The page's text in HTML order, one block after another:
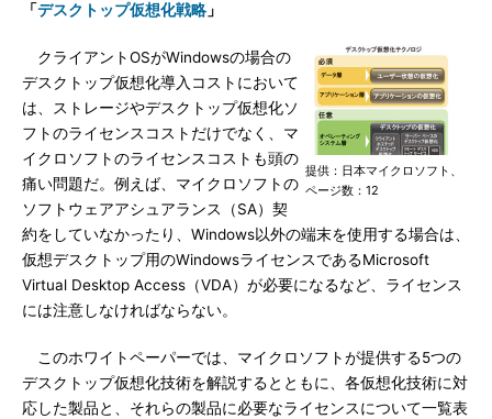
「デスクトップ仮想化戦略 」
提供：日本マイクロソフト、
ページ数：12
クライアントOSがWindowsの場合の
デスクトップ仮想化導入コストにおいて
は、ストレージやデスクトップ仮想化ソ
フトのライセンスコストだけでなく、マ
イクロソフトのライセンスコストも頭の
痛い問題だ。例えば、マイクロソフトの
ソフトウェアアシュアランス（SA）契
約をしていなかったり、Windows以外の端末を使用する場合は、
仮想デスクトップ用のWindowsライセンスであるMicrosoft
Virtual Desktop Access（VDA）が必要になるなど、ライセンス
には注意しなければならない。
このホワイトペーパーでは、マイクロソフトが提供する5つの
デスクトップ仮想化技術を解説するとともに、各仮想化技術に対
応した製品と、それらの製品に必要なライセンスについて一覧表